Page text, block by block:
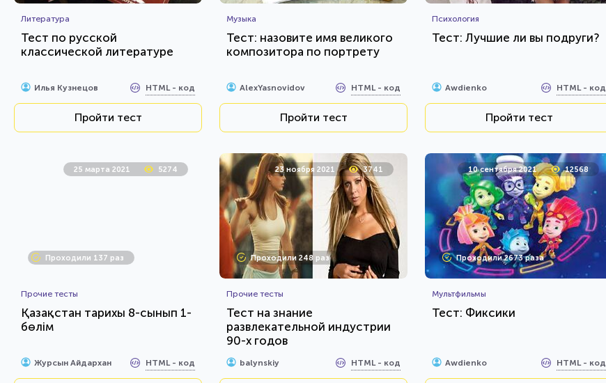
Литература
Тест по русской
классической литературе
Илья Кузнецов HTML - код
Пройти тест
Музыка
Тест: назовите имя великого
композитора по портрету
AlexYasnovidov HTML - код
Пройти тест
Психология
Тест: Лучшие ли вы подруги?
Awdienko HTML - код
Пройти тест
25 марта 2021 5274
Проходили 137 раз
Прочие тесты
Қазақстан тарихы 8-сынып 1-
бөлім
Журсын Айдархан HTML - код
23 ноября 2021 3741
Проходили 248 раз
Прочие тесты
Тест на знание
развлекательной индустрии
90-х годов
balynskiy HTML - код
10 сентября 2021 12568
Проходили 2673 раза
Мультфильмы
Тест: Фиксики
Awdienko HTML - код